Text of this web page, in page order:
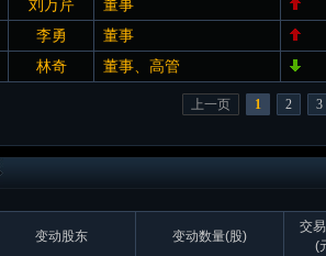
刘万芹
董事
李勇
董事
林奇 董事、高管
上一页 1 2 3
变动股东 变动数量(股)
交
(